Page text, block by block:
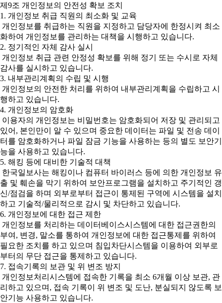
제9조 개인정보의 안전성 확보 조치
1. 개인정보 취급 직원의 최소화 및 교육
개인정보를 취급하는 직원을 지정하고 담당자에 한정시켜 최소
화하여 개인정보를 관리하는 대책을 시행하고 있습니다.
2. 정기적인 자체 감사 실시
개인정보 취급 관련 안정성 확보를 위해 정기 또는 수시로 자체
감사를 실시하고 있습니다.
3. 내부관리계획의 수립 및 시행
개인정보의 안전한 처리를 위하여 내부관리계획을 수립하고 시
행하고 있습니다.
4. 개인정보의 암호화
이용자의 개인정보는 비밀번호는 암호화되어 저장 및 관리되고
있어, 본인만이 알 수 있으며 중요한 데이터는 파일 및 전송 데이
터를 암호화하거나 파일 잠금 기능을 사용하는 등의 별도 보안기
능을 사용하고 있습니다.
5. 해킹 등에 대비한 기술적 대책
한국일보사는 해킹이나 컴퓨터 바이러스 등에 의한 개인정보 유
출 및 훼손을 막기 위하여 보안프로그램을 설치하고 주기적인 갱
신/점검을 하며 외부로부터 접근이 통제된 구역에 시스템을 설치
하고 기술적/물리적으로 감시 및 차단하고 있습니다.
6. 개인정보에 대한 접근 제한
개인정보를 처리하는 데이터베이스시스템에 대한 접근권한의
부여, 변경, 말소를 통하여 개인정보에 대한 접근통제를 위하여
필요한 조치를 하고 있으며 침입차단시스템을 이용하여 외부로
부터의 무단 접근을 통제하고 있습니다.
7. 접속기록의 보관 및 위 변조 방지
개인정보처리시스템에 접속한 기록을 최소 6개월 이상 보관, 관
리하고 있으며, 접속 기록이 위 변조 및 도난, 분실되지 않도록 보
안기능 사용하고 있습니다.